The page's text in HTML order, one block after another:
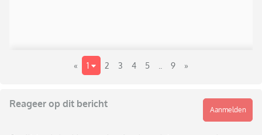
« 1 2 3 4 5 9 »
Reageer op dit bericht
Aanmelden